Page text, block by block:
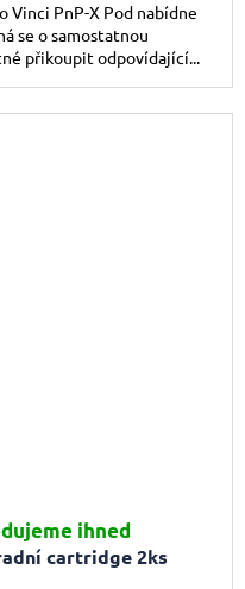
Vinci PnP-X Pod nabídne
se o samostatnou
přikoupit odpovídající...
cartridge 2ks
ihned